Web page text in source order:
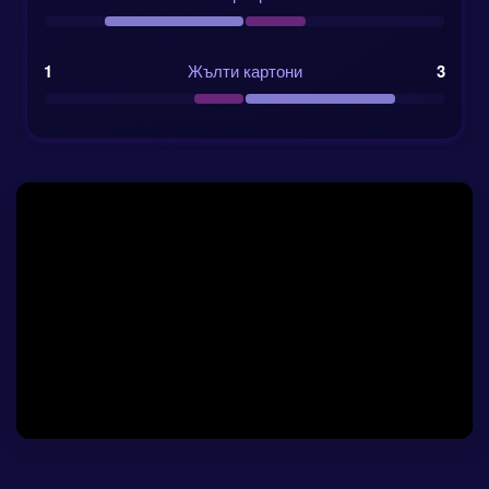
стабилност в ключови зони. Хърватите също имат
смешни. Победата им като гост срещу Франция на
13 юни 2022 г. бе оценена с коефициент 7.4, а те
напомняне за всеки, който гледа само числата,
Група:Група L, с участието и на Гана и
1 Жълти картони 3